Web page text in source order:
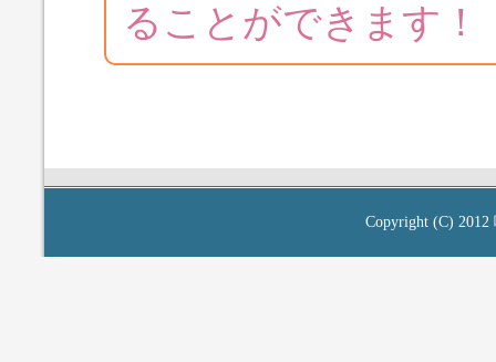
ることができます
Copyright (C) 2012